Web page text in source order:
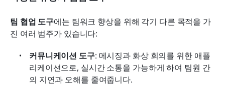
팀 협업 도구에는 팀워크 향상을 위해 각기 다른 목적을 가
진 여러 범주가 있습니다:
커뮤니케이션 도구: 메시징과 화상 회의를 위한 애플
리케이션으로, 실시간 소통을 가능하게 하여 팀원 간
의 지연과 오해를 줄여줍니다.